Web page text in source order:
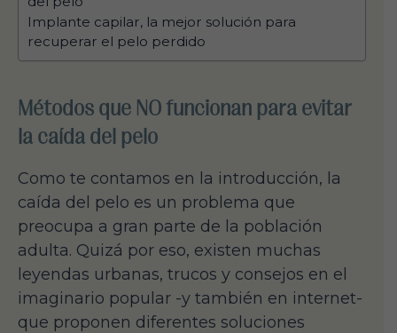
Implante capilar, la mejor solución para
recuperar el pelo perdido
Métodos que NO funcionan para evitar
la caída del pelo
Como te contamos en la introducción, la
caída del pelo es un problema que
preocupa a gran parte de la población
adulta. Quizá por eso, existen muchas
leyendas urbanas, trucos y consejos en el
imaginario popular -y también en internet-
que proponen diferentes soluciones